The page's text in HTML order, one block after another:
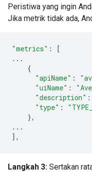
Peristiwa yang ingin
Jika metrik tidak ada,
"metrics" :
[
...
{
"apiName" :
"uiName" :
"description" :
"type" :
},
...
],
Langkah 3: Sertakan